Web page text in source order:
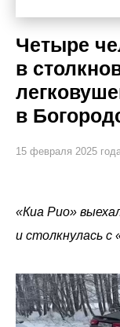
Четыре
в
в
15 февраля 2025
«Киа Рио»
и столкнулась с